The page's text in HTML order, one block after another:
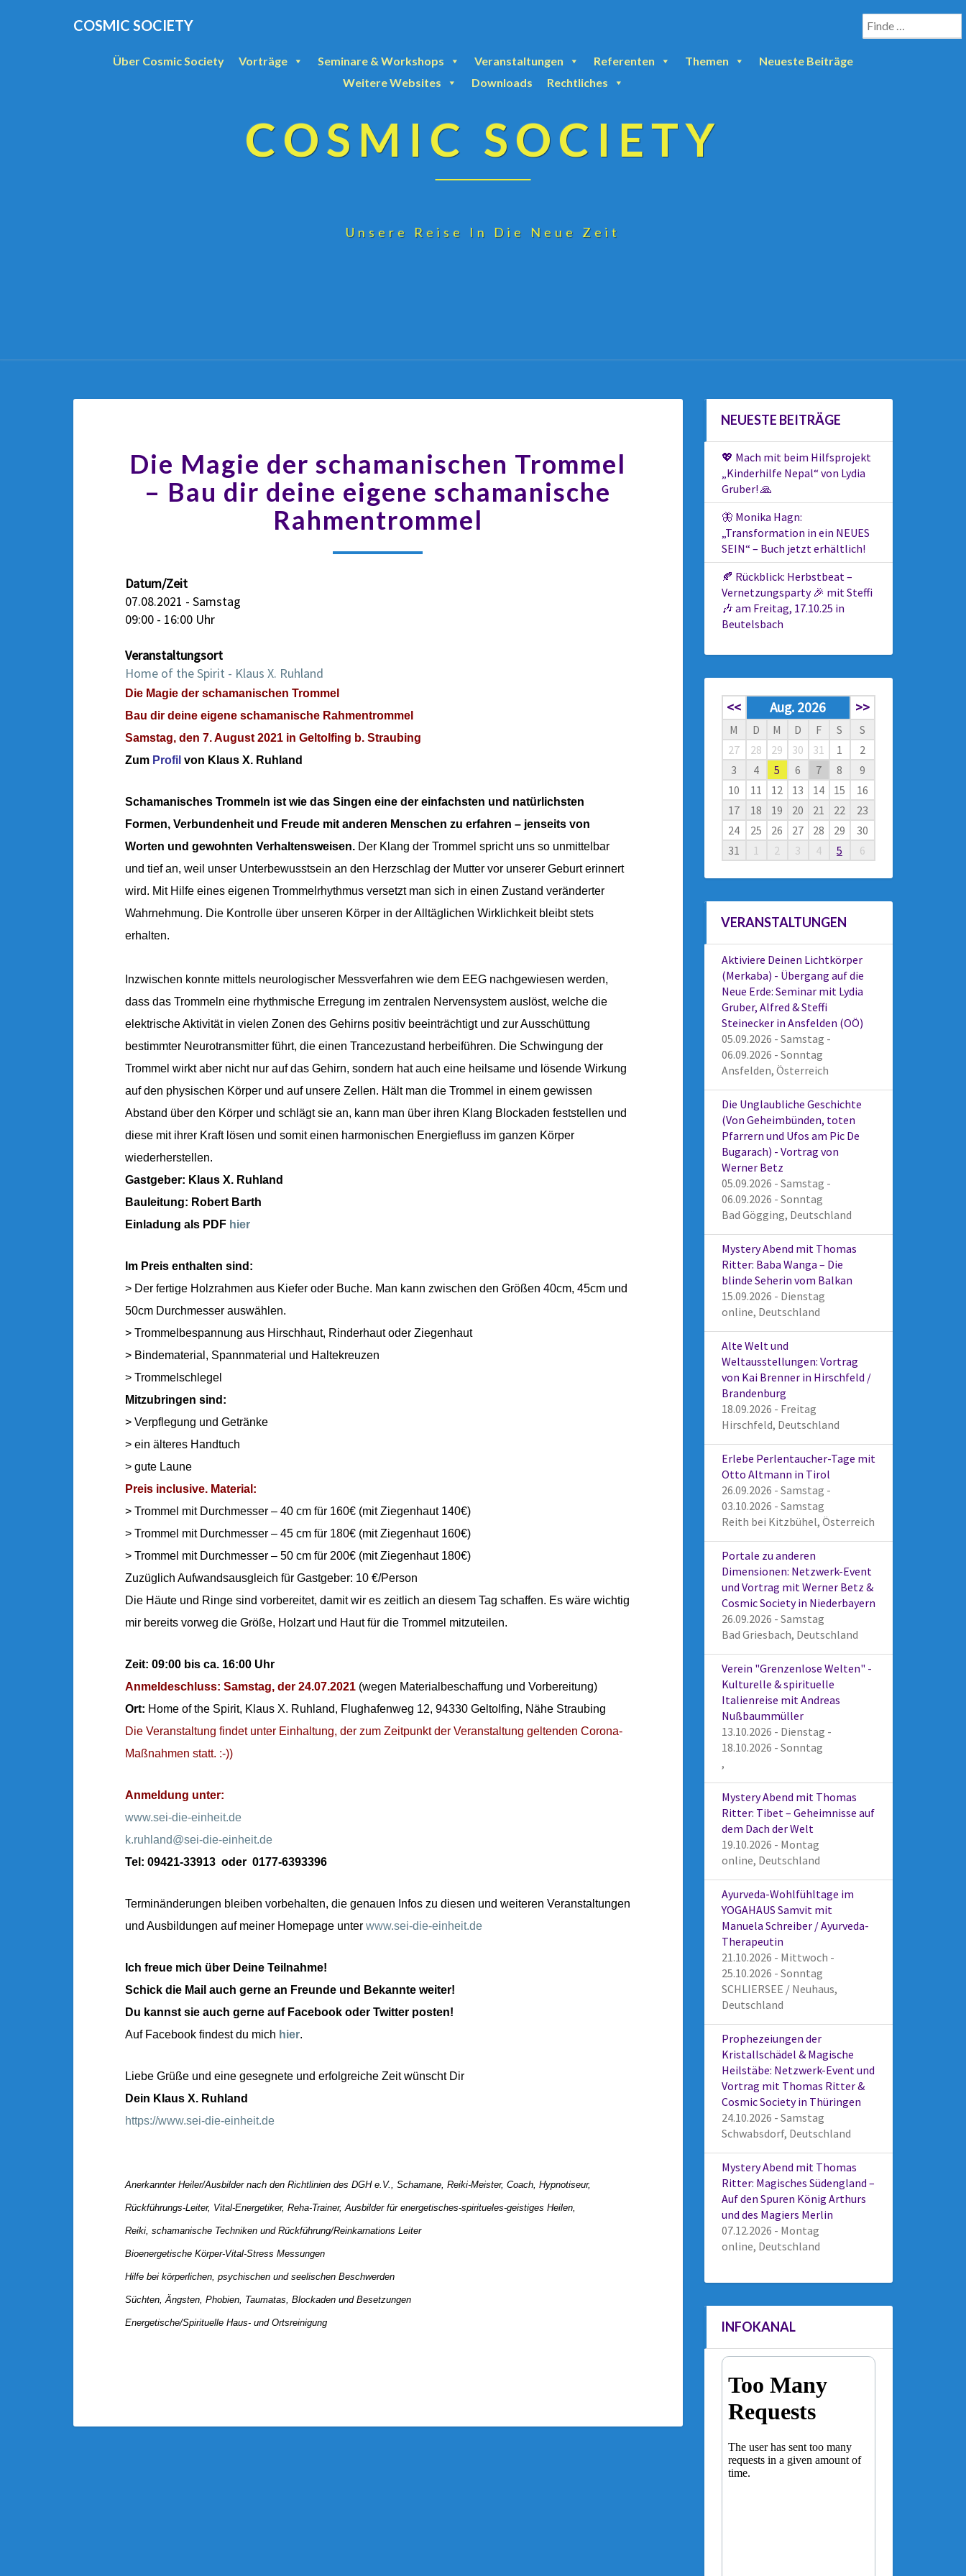
COSMIC SOCIETY
Über Cosmic Society Vorträge Seminare & Workshops Veranstaltungen Referenten Themen
Neueste Beiträge
Weitere Websites
Downloads Rechtliches
COSMIC SOCIETY
Unsere Reise In Die Neue Zeit
Die Magie der schamanischen Trommel
– Bau dir deine eigene schamanische
Rahmentrommel
Datum/Zeit
07.08.2021 - Samstag
09:00 - 16:00 Uhr
Veranstaltungsort
Home of the Spirit - Klaus X. Ruhland
Die Magie der schamanischen Trommel
Bau dir deine eigene schamanische Rahmentrommel
Samstag, den 7. August 2021 in Geltolfing b. Straubing
Zum Profil von Klaus X. Ruhland
Schamanisches Trommeln ist wie das Singen eine der einfachsten und natürlichsten
Formen, Verbundenheit und Freude mit anderen Menschen zu erfahren – jenseits von
Worten und gewohnten Verhaltensweisen. Der Klang der Trommel spricht uns so unmittelbar
und tief an, weil unser Unterbewusstsein an den Herzschlag der Mutter vor unserer Geburt erinnert
wird. Mit Hilfe eines eigenen Trommelrhythmus versetzt man sich in einen Zustand veränderter
Wahrnehmung. Die Kontrolle über unseren Körper in der Alltäglichen Wirklichkeit bleibt stets
erhalten.
Inzwischen konnte mittels neurologischer Messverfahren wie dem EEG nachgewiesen werden,
dass das Trommeln eine rhythmische Erregung im zentralen Nervensystem auslöst, welche die
elektrische Aktivität in vielen Zonen des Gehirns positiv beeinträchtigt und zur Ausschüttung
bestimmter Neurotransmitter führt, die einen Trancezustand herbeiführen. Die Schwingung der
Trommel wirkt aber nicht nur auf das Gehirn, sondern hat auch eine heilsame und lösende Wirkung
auf den physischen Körper und auf unsere Zellen. Hält man die Trommel in einem gewissen
Abstand über den Körper und schlägt sie an, kann man über ihren Klang Blockaden feststellen und
diese mit ihrer Kraft lösen und somit einen harmonischen Energiefluss im ganzen Körper
wiederherstellen.
Gastgeber: Klaus X. Ruhland
Bauleitung: Robert Barth
Einladung als PDF hier
Im Preis enthalten sind:
> Der fertige Holzrahmen aus Kiefer oder Buche. Man kann zwischen den Größen 40cm, 45cm und
50cm Durchmesser auswählen.
> Trommelbespannung aus Hirschhaut, Rinderhaut oder Ziegenhaut
> Bindematerial, Spannmaterial und Haltekreuzen
> Trommelschlegel
Mitzubringen sind:
> Verpflegung und Getränke
> ein älteres Handtuch
> gute Laune
Preis inclusive. Material:
> Trommel mit Durchmesser – 40 cm für 160€ (mit Ziegenhaut 140€)
> Trommel mit Durchmesser – 45 cm für 180€ (mit Ziegenhaut 160€)
> Trommel mit Durchmesser – 50 cm für 200€ (mit Ziegenhaut 180€)
Zuzüglich Aufwandsausgleich für Gastgeber: 10 €/Person
Die Häute und Ringe sind vorbereitet, damit wir es zeitlich an diesem Tag schaffen. Es wäre wichtig
mir bereits vorweg die Größe, Holzart und Haut für die Trommel mitzuteilen.
Zeit: 09:00 bis ca. 16:00 Uhr
Anmeldeschluss: Samstag, der 24.07.2021 (wegen Materialbeschaffung und Vorbereitung)
Ort: Home of the Spirit, Klaus X. Ruhland, Flughafenweg 12, 94330 Geltolfing, Nähe Straubing
Die Veranstaltung findet unter Einhaltung, der zum Zeitpunkt der Veranstaltung geltenden Corona-
Maßnahmen statt. :-))
Anmeldung unter:
www.sei-die-einheit.de
k.ruhland@sei-die-einheit.de
Tel: 09421-33913 oder 0177-6393396
Terminänderungen bleiben vorbehalten, die genauen Infos zu diesen und weiteren Veranstaltungen
und Ausbildungen auf meiner Homepage unter www.sei-die-einheit.de
Ich freue mich über Deine Teilnahme!
Schick die Mail auch gerne an Freunde und Bekannte weiter!
Du kannst sie auch gerne auf Facebook oder Twitter posten!
Auf Facebook findest du mich hier.
Liebe Grüße und eine gesegnete und erfolgreiche Zeit wünscht Dir
Dein Klaus X. Ruhland
https://www.sei-die-einheit.de
Anerkannter Heiler/Ausbilder nach den Richtlinien des DGH e.V., Schamane, Reiki-Meister, Coach, Hypnotiseur,
Rückführungs-Leiter, Vital-Energetiker, Reha-Trainer, Ausbilder für energetisches-spiritueles-geistiges Heilen,
Reiki, schamanische Techniken und Rückführung/Reinkarnations Leiter
Bioenergetische Körper-Vital-Stress Messungen
Hilfe bei körperlichen, psychischen und seelischen Beschwerden
Süchten, Ängsten, Phobien, Taumatas, Blockaden und Besetzungen
Energetische/Spirituelle Haus- und Ortsreinigung
NEUESTE BEITRÄGE
💖 Mach mit beim Hilfsprojekt
„Kinderhilfe Nepal“ von Lydia
Gruber! 🙏
🦋 Monika Hagn:
„Transformation in ein NEUES
SEIN“ – Buch jetzt erhältlich!
🍂 Rückblick: Herbstbeat –
Vernetzungsparty 🎉 mit Steffi
🎶 am Freitag, 17.10.25 in
Beutelsbach
<< Aug. 2026 >>
M D M D F S
S
27
28 29 30 31 1
2
3
4 5 6 7 8
9
10
11 12 13 14 15
16
17
18 19 20 21 22
23
24
25 26 27 28 29
30
31
1 2 3 4 5 6
VERANSTALTUNGEN
Aktiviere Deinen Lichtkörper
(Merkaba) - Übergang auf die
Neue Erde: Seminar mit Lydia
Gruber, Alfred & Steffi
Steinecker in Ansfelden (OÖ)
05.09.2026 - Samstag -
06.09.2026 - Sonntag
Ansfelden, Österreich
Die Unglaubliche Geschichte
(Von Geheimbünden, toten
Pfarrern und Ufos am Pic De
Bugarach) - Vortrag von
Werner Betz
05.09.2026 - Samstag -
06.09.2026 - Sonntag
Bad Gögging, Deutschland
Mystery Abend mit Thomas
Ritter: Baba Wanga – Die
blinde Seherin vom Balkan
15.09.2026 - Dienstag
online, Deutschland
Alte Welt und
Weltausstellungen: Vortrag
von Kai Brenner in Hirschfeld /
Brandenburg
18.09.2026 - Freitag
Hirschfeld, Deutschland
Erlebe Perlentaucher-Tage mit
Otto Altmann in Tirol
26.09.2026 - Samstag -
03.10.2026 - Samstag
Reith bei Kitzbühel, Österreich
Portale zu anderen
Dimensionen: Netzwerk-Event
und Vortrag mit Werner Betz &
Cosmic Society in Niederbayern
26.09.2026 - Samstag
Bad Griesbach, Deutschland
Verein "Grenzenlose Welten" -
Kulturelle & spirituelle
Italienreise mit Andreas
Nußbaummüller
13.10.2026 - Dienstag -
18.10.2026 - Sonntag
,
Mystery Abend mit Thomas
Ritter: Tibet – Geheimnisse auf
dem Dach der Welt
19.10.2026 - Montag
online, Deutschland
Ayurveda-Wohlfühltage im
YOGAHAUS Samvit mit
Manuela Schreiber / Ayurveda-
Therapeutin
21.10.2026 - Mittwoch -
25.10.2026 - Sonntag
SCHLIERSEE / Neuhaus,
Deutschland
Prophezeiungen der
Kristallschädel & Magische
Heilstäbe: Netzwerk-Event und
Vortrag mit Thomas Ritter &
Cosmic Society in Thüringen
24.10.2026 - Samstag
Schwabsdorf, Deutschland
Mystery Abend mit Thomas
Ritter: Magisches Südengland –
Auf den Spuren König Arthurs
und des Magiers Merlin
07.12.2026 - Montag
online, Deutschland
INFOKANAL